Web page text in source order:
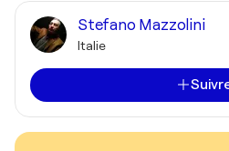
Stefano Mazzolini
Italie